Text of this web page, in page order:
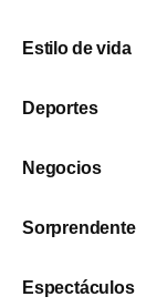
Estilo de vida
Deportes
Negocios
Sorprendente
Espectáculos